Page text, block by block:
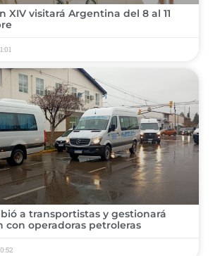
XIV visitará Argentina del 8 al 11
a transportistas y gestionará
con operadoras petroleras